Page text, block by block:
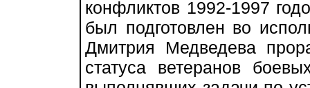
конфликтов 1992-1997
был подготовлен во
Дмитрия Медведева
статуса ветеранов